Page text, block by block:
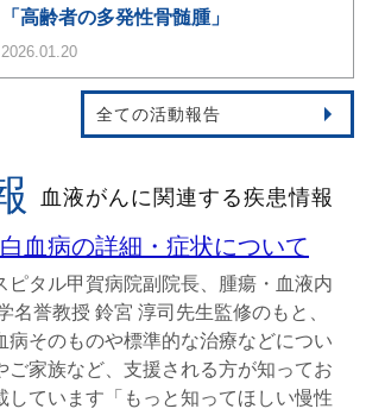
「高齢者の多発性骨髄腫」
2026.01.20
全ての活動報告
血液がんに関連する疾患情報
血病の詳細・症状について
ピタル甲賀病院副院長、腫瘍・血液内
名誉教授 鈴宮 淳司先生監修のもと、
病そのものや標準的な治療などについ
ご家族など、支援される方が知ってお
しています「もっと知ってほしい慢性